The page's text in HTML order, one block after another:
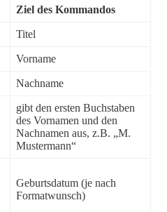
Ziel des Kommandos
Titel
Vorname
Nachname
gibt den ersten Buchstaben
des Vornamen und den
Nachnamen aus, z.B. „M.
Mustermann“
Geburtsdatum (je nach
Formatwunsch)